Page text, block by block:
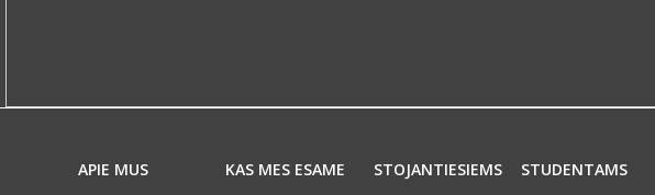
APIE MUS KAS MES ESAME STOJANTIESIEMS STUDENTAMS